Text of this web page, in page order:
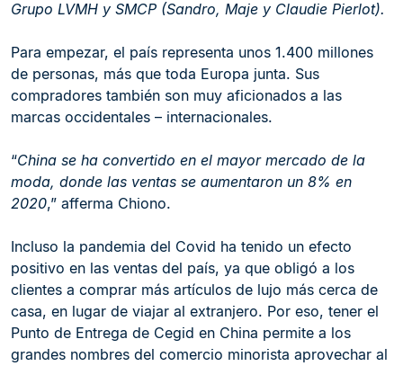
Grupo LVMH y SMCP (Sandro, Maje y Claudie Pierlot).
Para empezar, el país representa unos 1.400 millones
de personas, más que toda Europa junta. Sus
compradores también son muy aficionados a las
marcas occidentales – internacionales.
“China se ha convertido en el mayor mercado de la
moda, donde las ventas se aumentaron un 8% en
2020,” afferma Chiono.
Incluso la pandemia del Covid ha tenido un efecto
positivo en las ventas del país, ya que obligó a los
clientes a comprar más artículos de lujo más cerca de
casa, en lugar de viajar al extranjero. Por eso, tener el
Punto de Entrega de Cegid en China permite a los
grandes nombres del comercio minorista aprovechar al